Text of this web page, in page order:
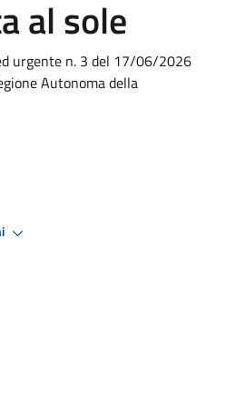
al sole
urgente n. 3 del 17/06/2026
Autonoma della